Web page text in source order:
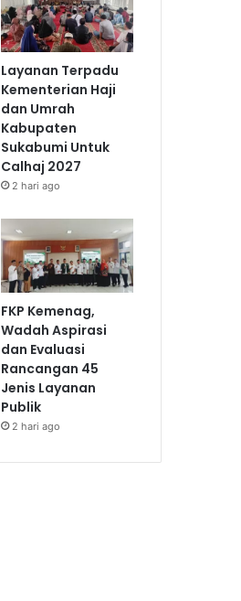
Layanan Terpadu
Kementerian Haji
dan Umrah
Kabupaten
Sukabumi Untuk
Calhaj 2027
2 hari ago
FKP Kemenag,
Wadah Aspirasi
dan Evaluasi
Rancangan 45
Jenis Layanan
Publik
2 hari ago